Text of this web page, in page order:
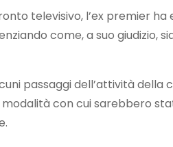
televisivo, l’ex premier
come, a suo
passaggi dell’attività
con cui sarebbero